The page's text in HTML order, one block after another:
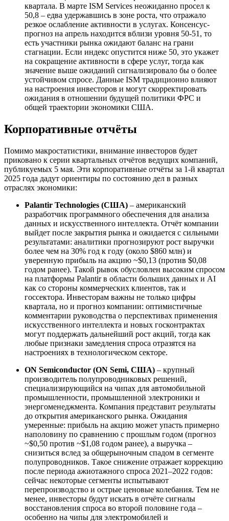
квартала. В марте ISM Services неожиданно просел к
50,8 – едва удержавшись в зоне роста, что отражало
резкое ослабление активности в услугах. Консенсус-
прогноз на апрель находится вблизи уровня 50-51, то
есть участники рынка ожидают баланс на грани
стагнации. Если индекс опустится ниже 50, это укажет
на сокращение активности в сфере услуг, тогда как
значение выше ожиданий сигнализировало бы о более
устойчивом спросе. Данные ISM традиционно влияют
на настроения инвесторов и могут скорректировать
ожидания в отношении будущей политики ФРС и
общей траектории экономики США.
Корпоративные отчёты
Помимо макростатистики, внимание инвесторов будет
приковано к серии квартальных отчётов ведущих компаний,
публикуемых 5 мая. Эти корпоративные отчёты за 1-й квартал
2025 года дадут ориентиры по состоянию дел в разных
отраслях экономики:
Palantir Technologies (США) – американский
разработчик программного обеспечения для анализа
данных и искусственного интеллекта. Отчёт компании
выйдет после закрытия рынка и ожидается с сильными
результатами: аналитики прогнозируют рост выручки
более чем на 30% год к году (около $860 млн) и
уверенную прибыль на акцию ~$0,13 (против $0,08
годом ранее). Такой рывок обусловлен высоким спросом
на платформы Palantir в области больших данных и AI
как со стороны коммерческих клиентов, так и
госсектора. Инвесторам важны не только цифры
квартала, но и прогноз компании: оптимистичные
комментарии руководства о перспективах применения
искусственного интеллекта и новых госконтрактах
могут поддержать дальнейший рост акций, тогда как
любые признаки замедления спроса отразятся на
настроениях в технологическом секторе.
ON Semiconductor (ON Semi, США) – крупный
производитель полупроводниковых решений,
специализирующийся на чипах для автомобильной
промышленности, промышленной электроники и
энергоменеджмента. Компания представит результаты
до открытия американского рынка. Ожидания
умеренные: прибыль на акцию может упасть примерно
наполовину по сравнению с прошлым годом (прогноз
~$0,50 против ~$1,08 годом ранее), а выручка –
снизиться вслед за общерыночным спадом в сегменте
полупроводников. Такое снижение отражает коррекцию
после периода ажиотажного спроса 2021–2022 годов:
сейчас некоторые сегменты испытывают
перепроизводство и острые ценовые колебания. Тем не
менее, инвесторы будут искать в отчёте сигналы
восстановления спроса во второй половине года –
особенно на чипы для электромобилей и